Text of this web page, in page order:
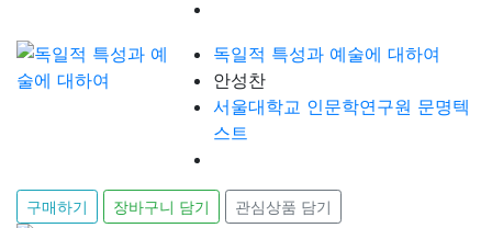
독일적 특성과 예술에 대하여
안성찬
서울대학교 인문학연구원 문명텍
스트
구매하기 장바구니 담기 관심상품 담기